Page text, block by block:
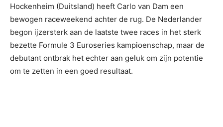
Hockenheim (Duitsland) heeft Carlo van Dam een
bewogen raceweekend achter de rug. De Nederlander
begon ijzersterk aan de laatste twee races in het sterk
bezette Formule 3 Euroseries kampioenschap, maar de
debutant ontbrak het echter aan geluk om zijn potentie
om te zetten in een goed resultaat.